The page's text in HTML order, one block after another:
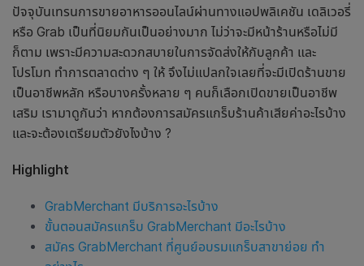
ปัจจุบันเทรนการขายอาหารออนไลน์ผ่านทางแอปพลิเคชัน เดลิเวอรี่
หรือ Grab เป็นที่นิยมกันเป็นอย่างมาก ไม่ว่าจะมีหน้าร้านหรือไม่มี
ก็ตาม เพราะมีความสะดวกสบายในการจัดส่งให้กับลูกค้า และ
โปรโมท ทำการตลาดต่าง ๆ ให้ จึงไม่แปลกใจเลยที่จะมีเปิดร้านขาย
เป็นอาชีพหลัก หรือบางครั้งหลาย ๆ คนก็เลือกเปิดขายเป็นอาชีพ
เสริม เรามาดูกันว่า หากต้องการสมัครแกร็บร้านค้าเสียค่าอะไรบ้าง
และจะต้องเตรียมตัวยังไงบ้าง ?
Highlight
GrabMerchant มีบริการอะไรบ้าง
ขั้นตอนสมัครแกร็บ GrabMerchant มีอะไรบ้าง
สมัคร GrabMerchant ที่ศูนย์อบรมแกร็บสาขาย่อย ทำ